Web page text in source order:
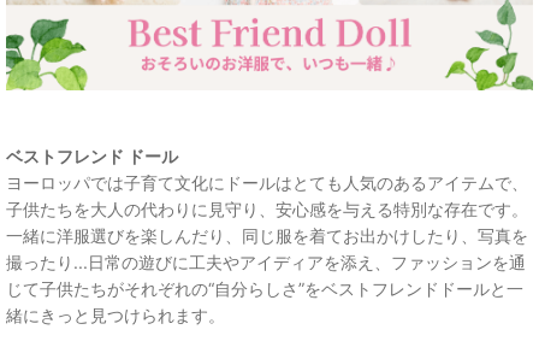
ベストフレンド ドール
ヨーロッパでは子育て文化にドールはとても人気のあるアイテムで、
子供たちを大人の代わりに見守り、安心感を与える特別な存在です。
一緒に洋服選びを楽しんだり、同じ服を着てお出かけしたり、写真を
撮ったり...日常の遊びに工夫やアイディアを添え、ファッションを通
じて子供たちがそれぞれの“自分らしさ”をベストフレンドドールと一
緒にきっと見つけられます。